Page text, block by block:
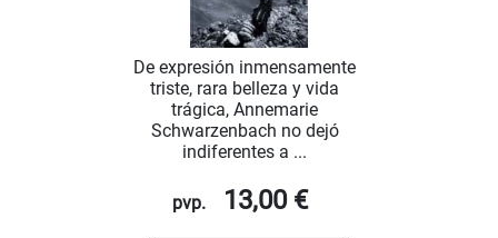
De expresión inmensamente
triste, rara belleza y vida
trágica, Annemarie
Schwarzenbach no dejó
indiferentes a ...
pvp. 13,00 €